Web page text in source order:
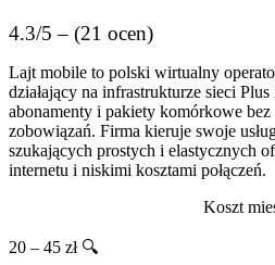
4.3/5 – (21 ocen)
Lajt mobile to polski wirtualny
działający na infrastrukturze sieci
abonamenty i pakiety komórkowe
zobowiązań. Firma kieruje swoje
szukających prostych i elastycznych
internetu i niskimi kosztami połączeń.
Koszt
20 – 45 zł 🔍